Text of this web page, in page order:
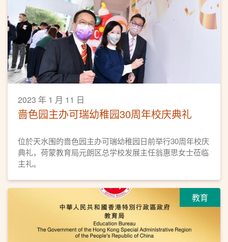
2023 年 1 月 11 日
啬色园主办可瑞幼稚园30周年校庆典礼
位於天水围的啬色园主办可瑞幼稚园日前举行30周年校庆
典礼，荷蒙教育局元朗区总学校发展主任翁惠思女士莅临
主礼。
教育